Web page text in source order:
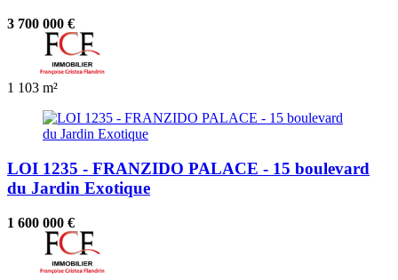
3 700 000 €
1 103 m²
LOI 1235 - FRANZIDO PALACE - 15 boulevard
du Jardin Exotique
1 600 000 €